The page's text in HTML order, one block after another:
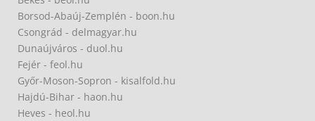
Borsod-Abaúj-Zemplén - boon.hu
Csongrád - delmagyar.hu
Dunaújváros - duol.hu
Fejér - feol.hu
Győr-Moson-Sopron - kisalfold.hu
Hajdú-Bihar - haon.hu
Heves - heol.hu